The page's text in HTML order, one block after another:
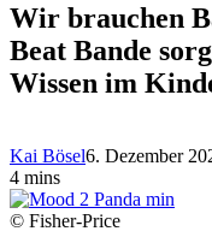
Wir brauchen
Beat Bande
Wissen im
Kai Bösel6. Dezember
4 mins
© Fisher-Price